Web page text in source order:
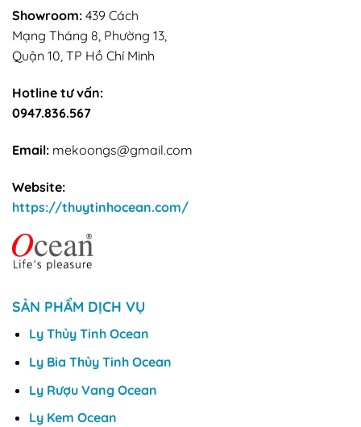
Showroom: 439 Cách
Mạng Tháng 8, Phường 13,
Quận 10, TP Hồ Chí Minh
Hotline tư vấn:
0947.836.567
Email: mekoongs@gmail.com
Website:
https://thuytinhocean.com/
SẢN PHẨM DỊCH VỤ
Ly Thủy Tinh Ocean
Ly Bia Thủy Tinh Ocean
Ly Rượu Vang Ocean
Ly Kem Ocean